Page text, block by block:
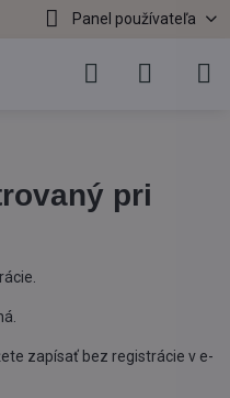
Panel používateľa
pri
zapísať bez registrácie v e-